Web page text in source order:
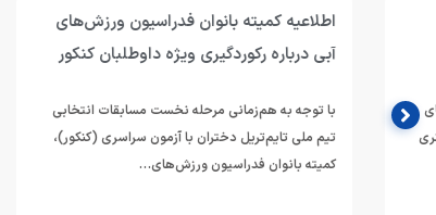
اطلاعیه کمیته بانوان فدراسیون ورزش‌های
آبی درباره رکوردگیری ویژه داوطلبان کنکور
با توجه به هم‌زمانی مرحله نخست مسابقات انتخابی
تیم ملی تایم‌تریل دختران با آزمون سراسری (کنکور)،
کمیته بانوان فدراسیون ورزش‌های…
متر
محمد